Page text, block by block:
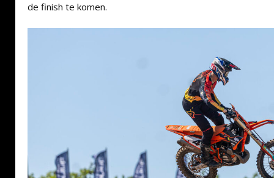
de finish te komen.